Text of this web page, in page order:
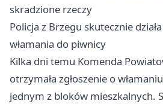
skradzione rzeczy
Policja z Brzegu skutecznie
włamania do piwnicy
Kilka dni temu Komenda
otrzymała zgłoszenie o
jednym z bloków mieszkalnych.